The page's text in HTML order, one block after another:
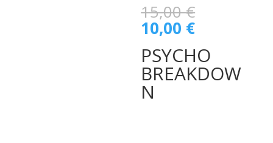
15,00€
était :
15,00 €.
10,00 €Le
actuel
est :
10,00 €.
PSYCHO
BREAKDOW
N